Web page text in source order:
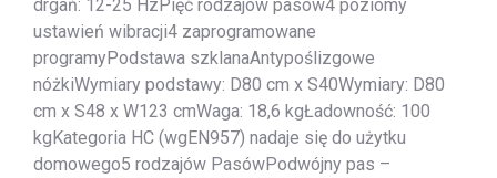
drgań: 12-25 HzPięć rodzajów pasów4 poziomy
ustawień wibracji4 zaprogramowane
programyPodstawa szklanaAntypoślizgowe
nóżkiWymiary podstawy: D80 cm x S40Wymiary: D80
cm x S48 x W123 cmWaga: 18,6 kgŁadowność: 100
kgKategoria HC (wgEN957) nadaje się do użytku
domowego5 rodzajów PasówPodwójny pas –